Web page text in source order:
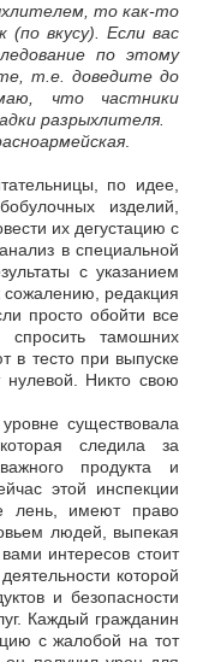
то как-то
вкусу). Если вас
по этому
т.е. доведите до
что частники
разрыхлителя.
.
по идее,
изделий,
их дегустацию с
в специальной
с указанием
сожалению, редакция
просто обойти все
тамошних
в тесто при выпуске
нулевой. Никто свою
существовала
следила за
продукта и
этой инспекции
лень, имеют право
людей, выпекая
интересов стоит
которой
и безопасности
Каждый гражданин
с жалобой на тот